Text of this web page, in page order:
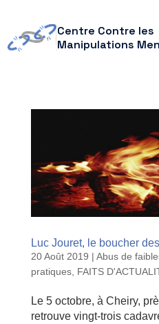
Centre Contre les
Manipulations
Luc Jouret, le boucher
20 Août 2019 | Abus de
pratiques, FAITS
Le 5 octobre, à Cheiry,
retrouve vingt-trois